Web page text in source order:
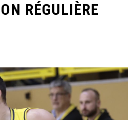
RÉGULIÈRE